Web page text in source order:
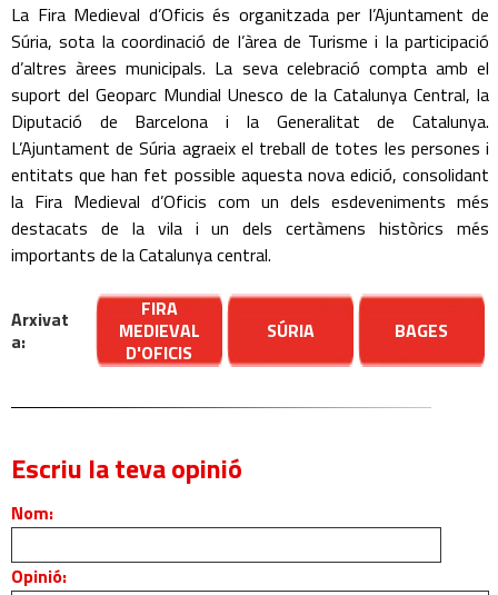
La Fira Medieval d’Oficis és organitzada per l’Ajuntament de
Súria, sota la coordinació de l’àrea de Turisme i la participació
d’altres àrees municipals. La seva celebració compta amb el
suport del Geoparc Mundial Unesco de la Catalunya Central, la
Diputació de Barcelona i la Generalitat de Catalunya.
L’Ajuntament de Súria agraeix el treball de totes les persones i
entitats que han fet possible aquesta nova edició, consolidant
la Fira Medieval d’Oficis com un dels esdeveniments més
destacats de la vila i un dels certàmens històrics més
importants de la Catalunya central.
Arxivat
a:
FIRA
MEDIEVAL
D'OFICIS
SÚRIA BAGES
Escriu la teva opinió
Nom:
Opinió: